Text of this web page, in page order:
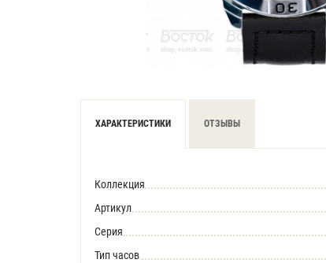
ХАРАКТЕРИСТИКИ ОТЗЫВЫ
Коллекция
Артикул
Серия
Тип часов